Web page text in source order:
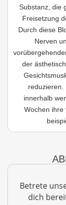
Substanz, die
Freisetzung
Durch diese
Nerven
der
reduzieren.
innerhalb
Wochen ihre
Betrete
dich